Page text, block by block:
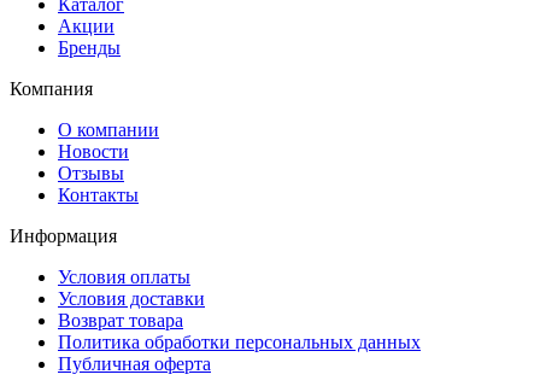
Акции
Бренды
Компания
О компании
Новости
Отзывы
Контакты
Информация
Условия оплаты
Условия доставки
Возврат товара
Политика обработки персональных данных
Публичная оферта